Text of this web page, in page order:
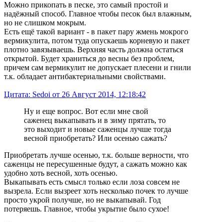
Можно прикопать в песке, это самый простой и
надёжный способ. Главное чтобы песок был влажным,
но не слишком мокрым.
Есть ещё такой вариант - в пакет пару жмень мокрого
вермикулита, потом туда опускаешь корневую и пакет
плотно завязываешь. Верхняя часть должна остаться
открытой. Будет храниться до весны без проблем,
причем сам вермикулит не допускает плесени и гнили
т.к. обладает антибактериальными свойствами.
Цитата: Sedoi от 26 Август 2014, 12:18:42
Ну и еще вопрос. Вот если мне свой
саженец выкапывать и в зиму прятать, то
это выходит и новые саженцы лучше тогда
весной приобретать? Или осенью сажать?
Приобретать лучше осенью, т.к. больше верности, что
саженцы не пересушенные будут, а сажать можно как
удобно хоть весной, хоть осенью.
Выкапывать есть смысл только если лоза совсем не
вызрела. Если вызреет хоть несколько почек то лучше
просто укрой получше, но не выкапывай. Год
потеряешь. Главное, чтобы укрытие было сухое!